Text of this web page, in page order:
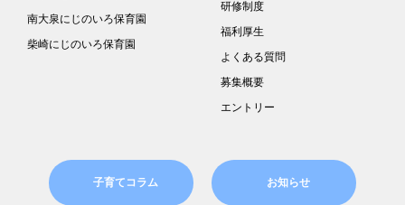
南大泉にじのいろ保育園
柴崎にじのいろ保育園
研修制度
福利厚生
よくある質問
募集概要
エントリー
子育てコラム お知らせ